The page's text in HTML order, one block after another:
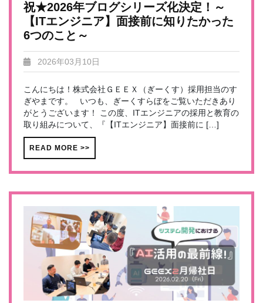
祝★2026年ブログシリーズ化決定！～
【ITエンジニア】面接前に知りたかった
6つのこと～
2026年03月10日
こんにちは！株式会社ＧＥＥＸ（ぎーくす）採用担当のす
ぎやまです。 いつも、ぎーくすらぼをご覧いただきあり
がとうございます！ この度、ITエンジニアの採用と教育の
取り組みについて、『【ITエンジニア】面接前に […]
READ MORE >>